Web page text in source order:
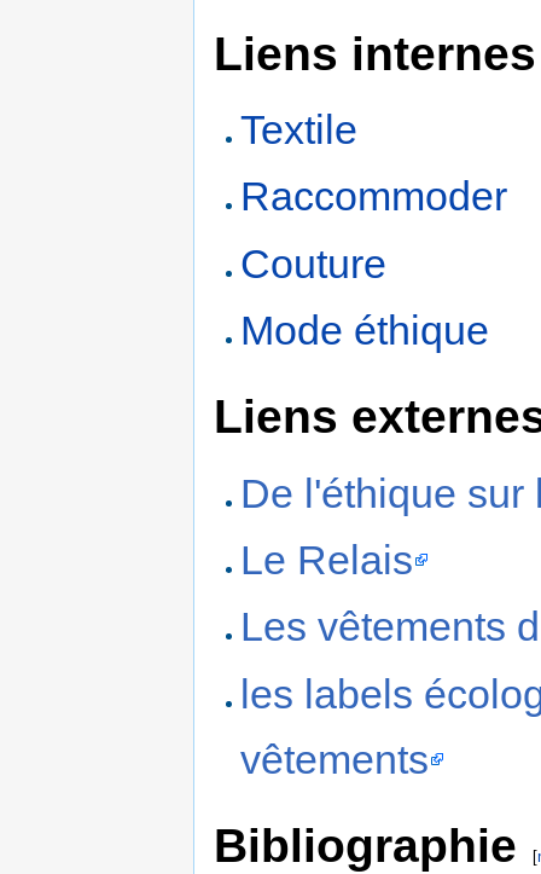
Liens internes
Textile
Raccommoder
Couture
Mode éthique
Liens
De l'éthique sur
Le Relais
Les vêtements
les labels
vêtements
Bibliographie [